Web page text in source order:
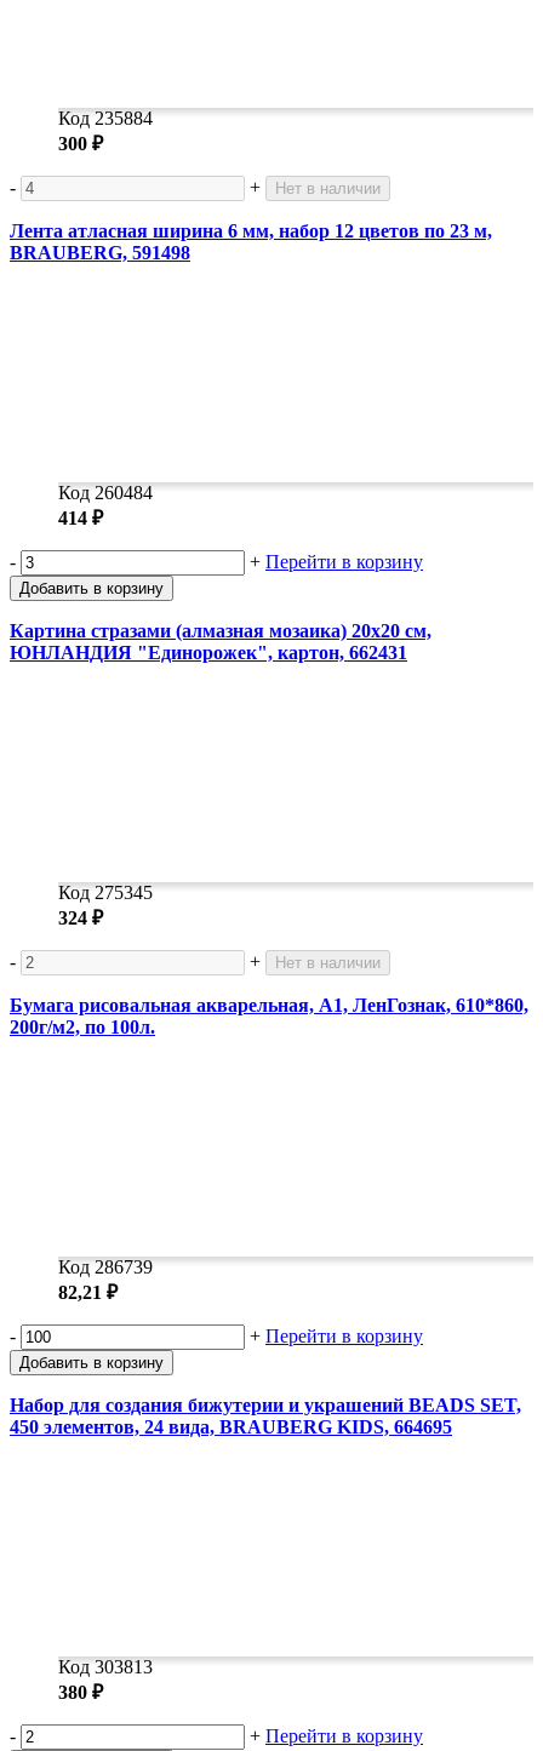
Код 235884
300 ₽
- + Нет в наличии
Лента атласная ширина 6 мм, набор 12 цветов по 23 м,
BRAUBERG, 591498
Код 260484
414 ₽
- + Перейти в корзину
Добавить в корзину
Картина стразами (алмазная мозаика) 20х20 см,
ЮНЛАНДИЯ "Единорожек", картон, 662431
Код 275345
324 ₽
- + Нет в наличии
Бумага рисовальная акварельная, А1, ЛенГознак, 610*860,
200г/м2, по 100л.
Код 286739
82,21 ₽
- + Перейти в корзину
Добавить в корзину
Набор для создания бижутерии и украшений BEADS SET,
450 элементов, 24 вида, BRAUBERG KIDS, 664695
Код 303813
380 ₽
- + Перейти в корзину